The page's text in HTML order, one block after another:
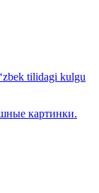
tilidagi kulgu
картинки.